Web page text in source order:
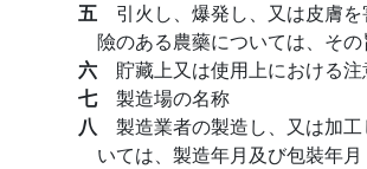
五 引火し、爆発し、又は皮膚
險のある農藥については、その
六 貯藏上又は使用上における
七 製造場の名称
八 製造業者の製造し、又は加
いては、製造年月及び包裝年月